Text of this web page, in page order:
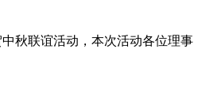
秋联谊活动，本次活动各位理事